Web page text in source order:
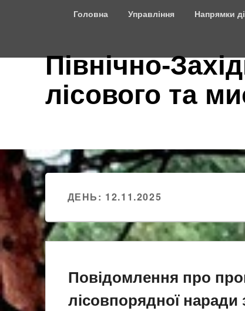
Головна Управління Напрямки
Північно-
лісового та
ДЕНЬ: 12.11.2025
Повідомлення про
лісовпорядної